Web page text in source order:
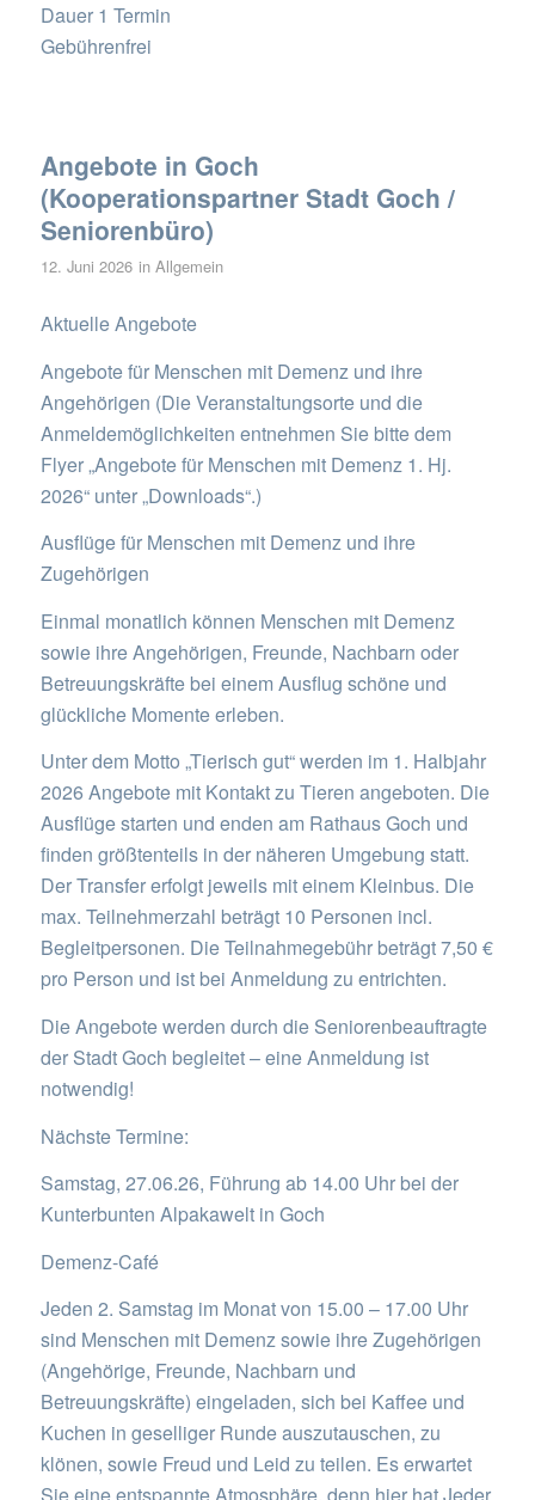
Dauer 1 Termin
Gebührenfrei
Angebote in Goch
(Kooperationspartner Stadt Goch /
Seniorenbüro)
12. Juni 2026 in Allgemein
Aktuelle Angebote
Angebote für Menschen mit Demenz und ihre
Angehörigen (Die Veranstaltungsorte und die
Anmeldemöglichkeiten entnehmen Sie bitte dem
Flyer „Angebote für Menschen mit Demenz 1. Hj.
2026“ unter „Downloads“.)
Ausflüge für Menschen mit Demenz und ihre
Zugehörigen
Einmal monatlich können Menschen mit Demenz
sowie ihre Angehörigen, Freunde, Nachbarn oder
Betreuungskräfte bei einem Ausflug schöne und
glückliche Momente erleben.
Unter dem Motto „Tierisch gut“ werden im 1. Halbjahr
2026 Angebote mit Kontakt zu Tieren angeboten. Die
Ausflüge starten und enden am Rathaus Goch und
finden größtenteils in der näheren Umgebung statt.
Der Transfer erfolgt jeweils mit einem Kleinbus. Die
max. Teilnehmerzahl beträgt 10 Personen incl.
Begleitpersonen. Die Teilnahmegebühr beträgt 7,50 €
pro Person und ist bei Anmeldung zu entrichten.
Die Angebote werden durch die Seniorenbeauftragte
der Stadt Goch begleitet – eine Anmeldung ist
notwendig!
Nächste Termine:
Samstag, 27.06.26, Führung ab 14.00 Uhr bei der
Kunterbunten Alpakawelt in Goch
Demenz-Café
Jeden 2. Samstag im Monat von 15.00 – 17.00 Uhr
sind Menschen mit Demenz sowie ihre Zugehörigen
(Angehörige, Freunde, Nachbarn und
Betreuungskräfte) eingeladen, sich bei Kaffee und
Kuchen in geselliger Runde auszutauschen, zu
klönen, sowie Freud und Leid zu teilen. Es erwartet